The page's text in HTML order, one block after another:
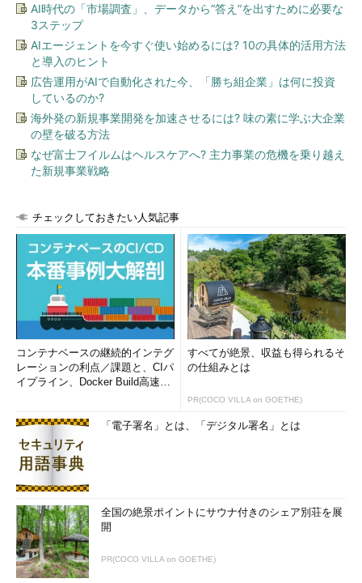
AI時代の「市場調査」、データから“答え”を出すために必要な
3ステップ
AIエージェントを今すぐ使い始めるには? 10の具体的活用方法
と導入のヒント
広告運用がAIで自動化された今、「勝ち組企業」は何に投資
しているのか?
海外発の新規事業開発を加速させるには? 味の素に学ぶ大企業
の壁を破る方法
なぜ富士フイルムはヘルスケアへ? 主力事業の危機を乗り越え
た新規事業戦略
チェックしておきたい人気記事
コンテナベースの継続的インテグ
レーションの利点／課題と、CIパ
イプライン、Docker Build高速化
すべてが絶景、収益も得られるそ
の仕組みとは
PR(COCO VILLA on GOETHE)
「電子署名」とは、「デジタル署名」とは
全国の絶景ポイントにサウナ付きのシェア別荘を展
開
PR(COCO VILLA on GOETHE)